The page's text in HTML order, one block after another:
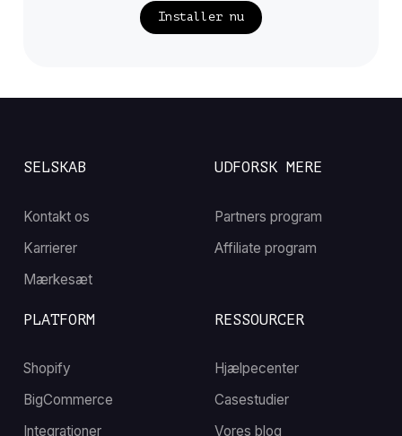
Installer nu
SELSKAB
Kontakt os
Karrierer
Mærkesæt
RESSOURCER
Hjælpecenter
Casestudier
Vores blog
UDFORSK MERE
Partners program
Affiliate program
PLATFORM
Shopify
BigCommerce
Integrationer